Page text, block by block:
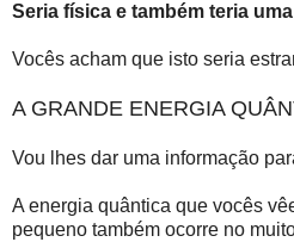
Seria física e também teria
Vocês acham que isto seria
A GRANDE ENERGIA
Vou lhes dar uma informação
A energia quântica que vocês
pequeno também ocorre no